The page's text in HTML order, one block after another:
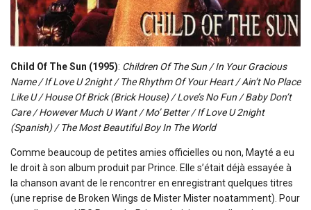
Child Of The Sun (1995): Children Of The Sun / In Your Gracious
Name / If Love U 2night / The Rhythm Of Your Heart / Ain’t No Place
Like U / House Of Brick (Brick House) / Love’s No Fun / Baby Don’t
Care / However Much U Want / Mo’ Better / If Love U 2night
(Spanish) / The Most Beautiful Boy In The World
Comme beaucoup de petites amies officielles ou non, Mayté a eu
le droit à son album produit par Prince. Elle s’était déjà essayée à
la chanson avant de le rencontrer en enregistrant quelques titres
(une reprise de Broken Wings de Mister Mister noatamment). Pour